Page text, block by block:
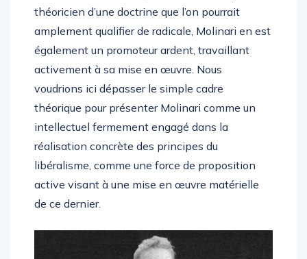
théoricien d’une doctrine que l’on pourrait
amplement qualifier de radicale, Molinari en est
également un promoteur ardent, travaillant
activement à sa mise en œuvre. Nous
voudrions ici dépasser le simple cadre
théorique pour présenter Molinari comme un
intellectuel fermement engagé dans la
réalisation concrète des principes du
libéralisme, comme une force de proposition
active visant à une mise en œuvre matérielle
de ce dernier.